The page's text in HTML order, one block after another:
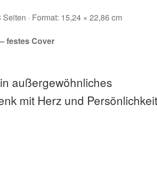
· Format: 15,24 × 22,86 cm
festes Cover
außergewöhnliches
mit Herz und Persönlichkeit